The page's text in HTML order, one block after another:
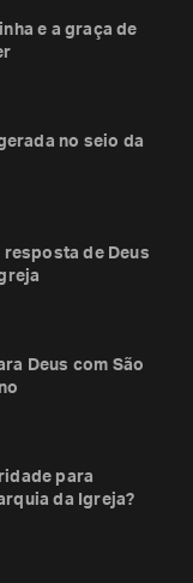
e a graça de
no seio da
resposta de Deus
Deus com São
para
da Igreja?